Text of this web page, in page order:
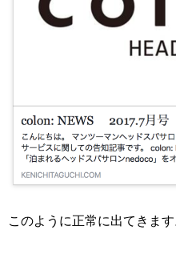
このように正常に出てきます